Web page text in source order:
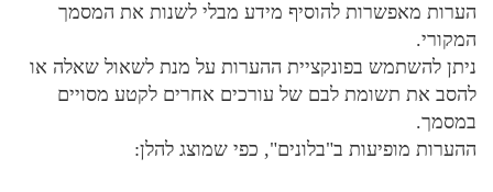
הערות מאפשרות להוסיף מידע מבלי לשנות את המסמך
המקורי.
ניתן להשתמש בפונקציית ההערות על מנת לשאול שאלה או
להסב את תשומת לבם של עורכים אחרים לקטע מסויים
במסמך.
ההערות מופיעות ב"בלונים", כפי שמוצג להלן: